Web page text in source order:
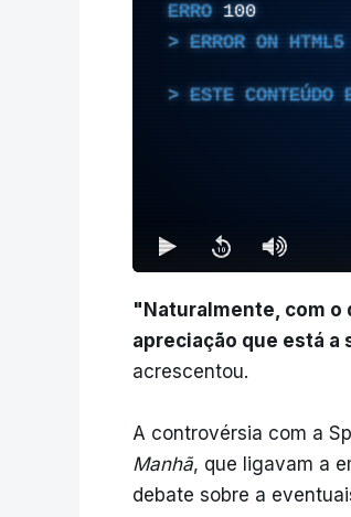
ERRO 100
ERROR ON
ESTE CONTEÚDO
"Naturalmente, com o
apreciação que está
acrescentou.
A controvérsia com a
Manhã, que ligavam a
debate sobre a